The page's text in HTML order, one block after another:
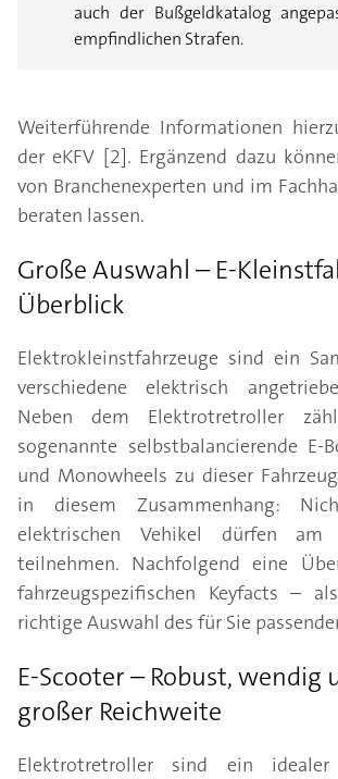
auch der Bußgeldkatalog
empfindlichen Strafen.
Weiterführende Informationen
der eKFV [2]. Ergänzend dazu
von Branchenexperten und im
beraten lassen.
Große Auswahl – E-
Überblick
Elektrokleinstfahrzeuge sind ein
verschiedene elektrisch
Neben dem Elektrotretroller
sogenannte selbstbalancierende E-
und Monowheels zu dieser
in diesem Zusammenhang:
elektrischen Vehikel dürfen am
teilnehmen. Nachfolgend eine
fahrzeugspezifischen Keyfacts –
richtige Auswahl des für Sie
E-Scooter – Robust, wendig
großer Reichweite
Elektrotretroller sind ein